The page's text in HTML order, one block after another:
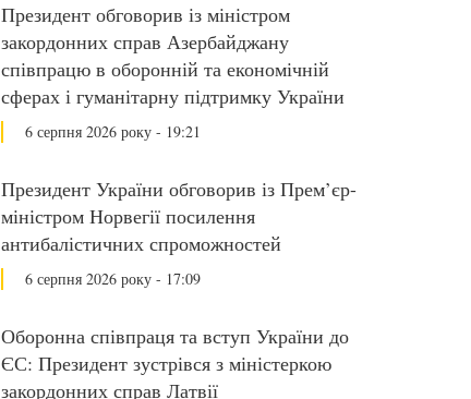
Президент обговорив із міністром
закордонних справ Азербайджану
співпрацю в оборонній та економічній
сферах і гуманітарну підтримку України
6 серпня 2026 року - 19:21
Президент України обговорив із Прем’єр-
міністром Норвегії посилення
антибалістичних спроможностей
6 серпня 2026 року - 17:09
Оборонна співпраця та вступ України до
ЄС: Президент зустрівся з міністеркою
закордонних справ Латвії